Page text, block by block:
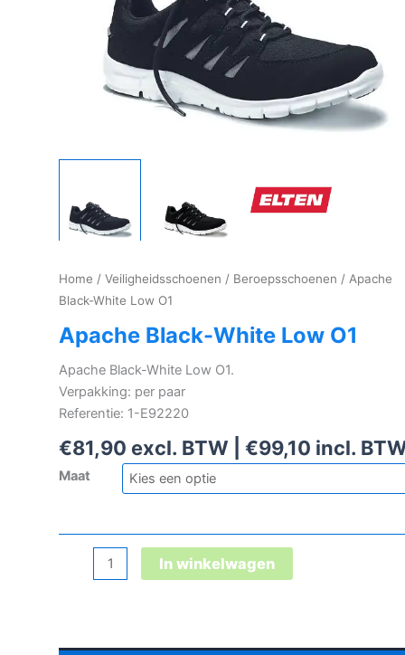
Home / Veiligheidsschoenen / Beroepsschoenen / Apache
Black-White Low O1
Apache Black-White Low O1
Apache Black-White Low O1.
Verpakking: per paar
Referentie: 1-E92220
€81,90 excl. BTW | €99,10 incl.
Maat
Black-
O1
In winkelwagen